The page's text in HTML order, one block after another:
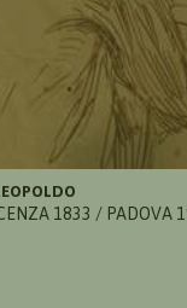
1833 / PADOVA